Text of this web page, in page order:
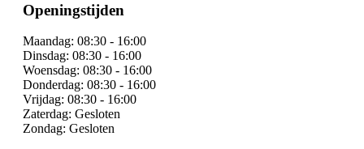
Openingstijden
Maandag: 08:30 - 16:00
Dinsdag: 08:30 - 16:00
Woensdag: 08:30 - 16:00
Donderdag: 08:30 - 16:00
Vrijdag: 08:30 - 16:00
Zaterdag: Gesloten
Zondag: Gesloten